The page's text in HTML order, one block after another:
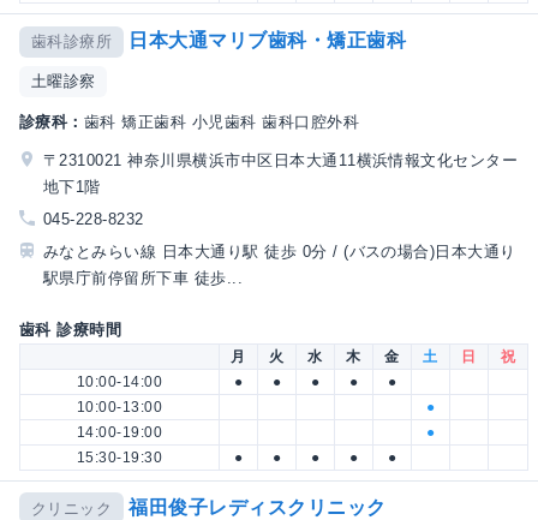
歯科診療所 日本大通マリブ歯科・矯正歯科
土曜診察
診療科： 歯科 矯正歯科 小児歯科 歯科口腔外科
〒2310021 神奈川県横浜市中区日本大通11横浜情報文化センター
地下1階
045-228-8232
みなとみらい線 日本大通り駅 徒歩 0分 / (バスの場合)日本大通り
駅県庁前停留所下車 徒歩...
歯科 診療時間
月 火 水 木 金 土 日
祝
10:00-14:00
● ● ● ●
●
10:00-13:00
●
14:00-19:00
●
15:30-19:30
● ● ● ● ●
クリニック 福田俊子レディスクリニック